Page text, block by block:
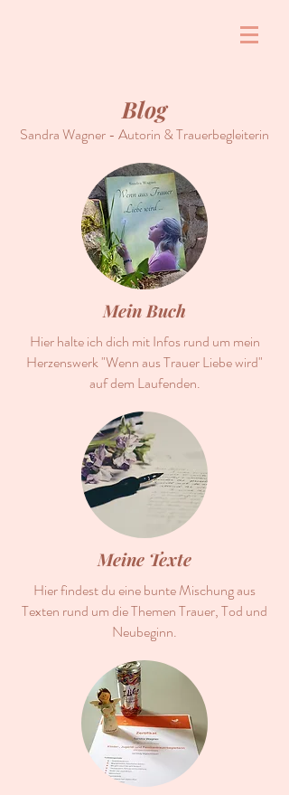
Blog
Sandra Wagner - Autorin & Trauerbegleiterin
Mein Buch
Hier halte ich dich mit Infos rund um mein
Herzenswerk "Wenn aus Trauer Liebe wird"
auf dem Laufenden.
Meine Texte
Hier findest du eine bunte Mischung aus
Texten rund um die Themen Trauer, Tod und
Neubeginn.